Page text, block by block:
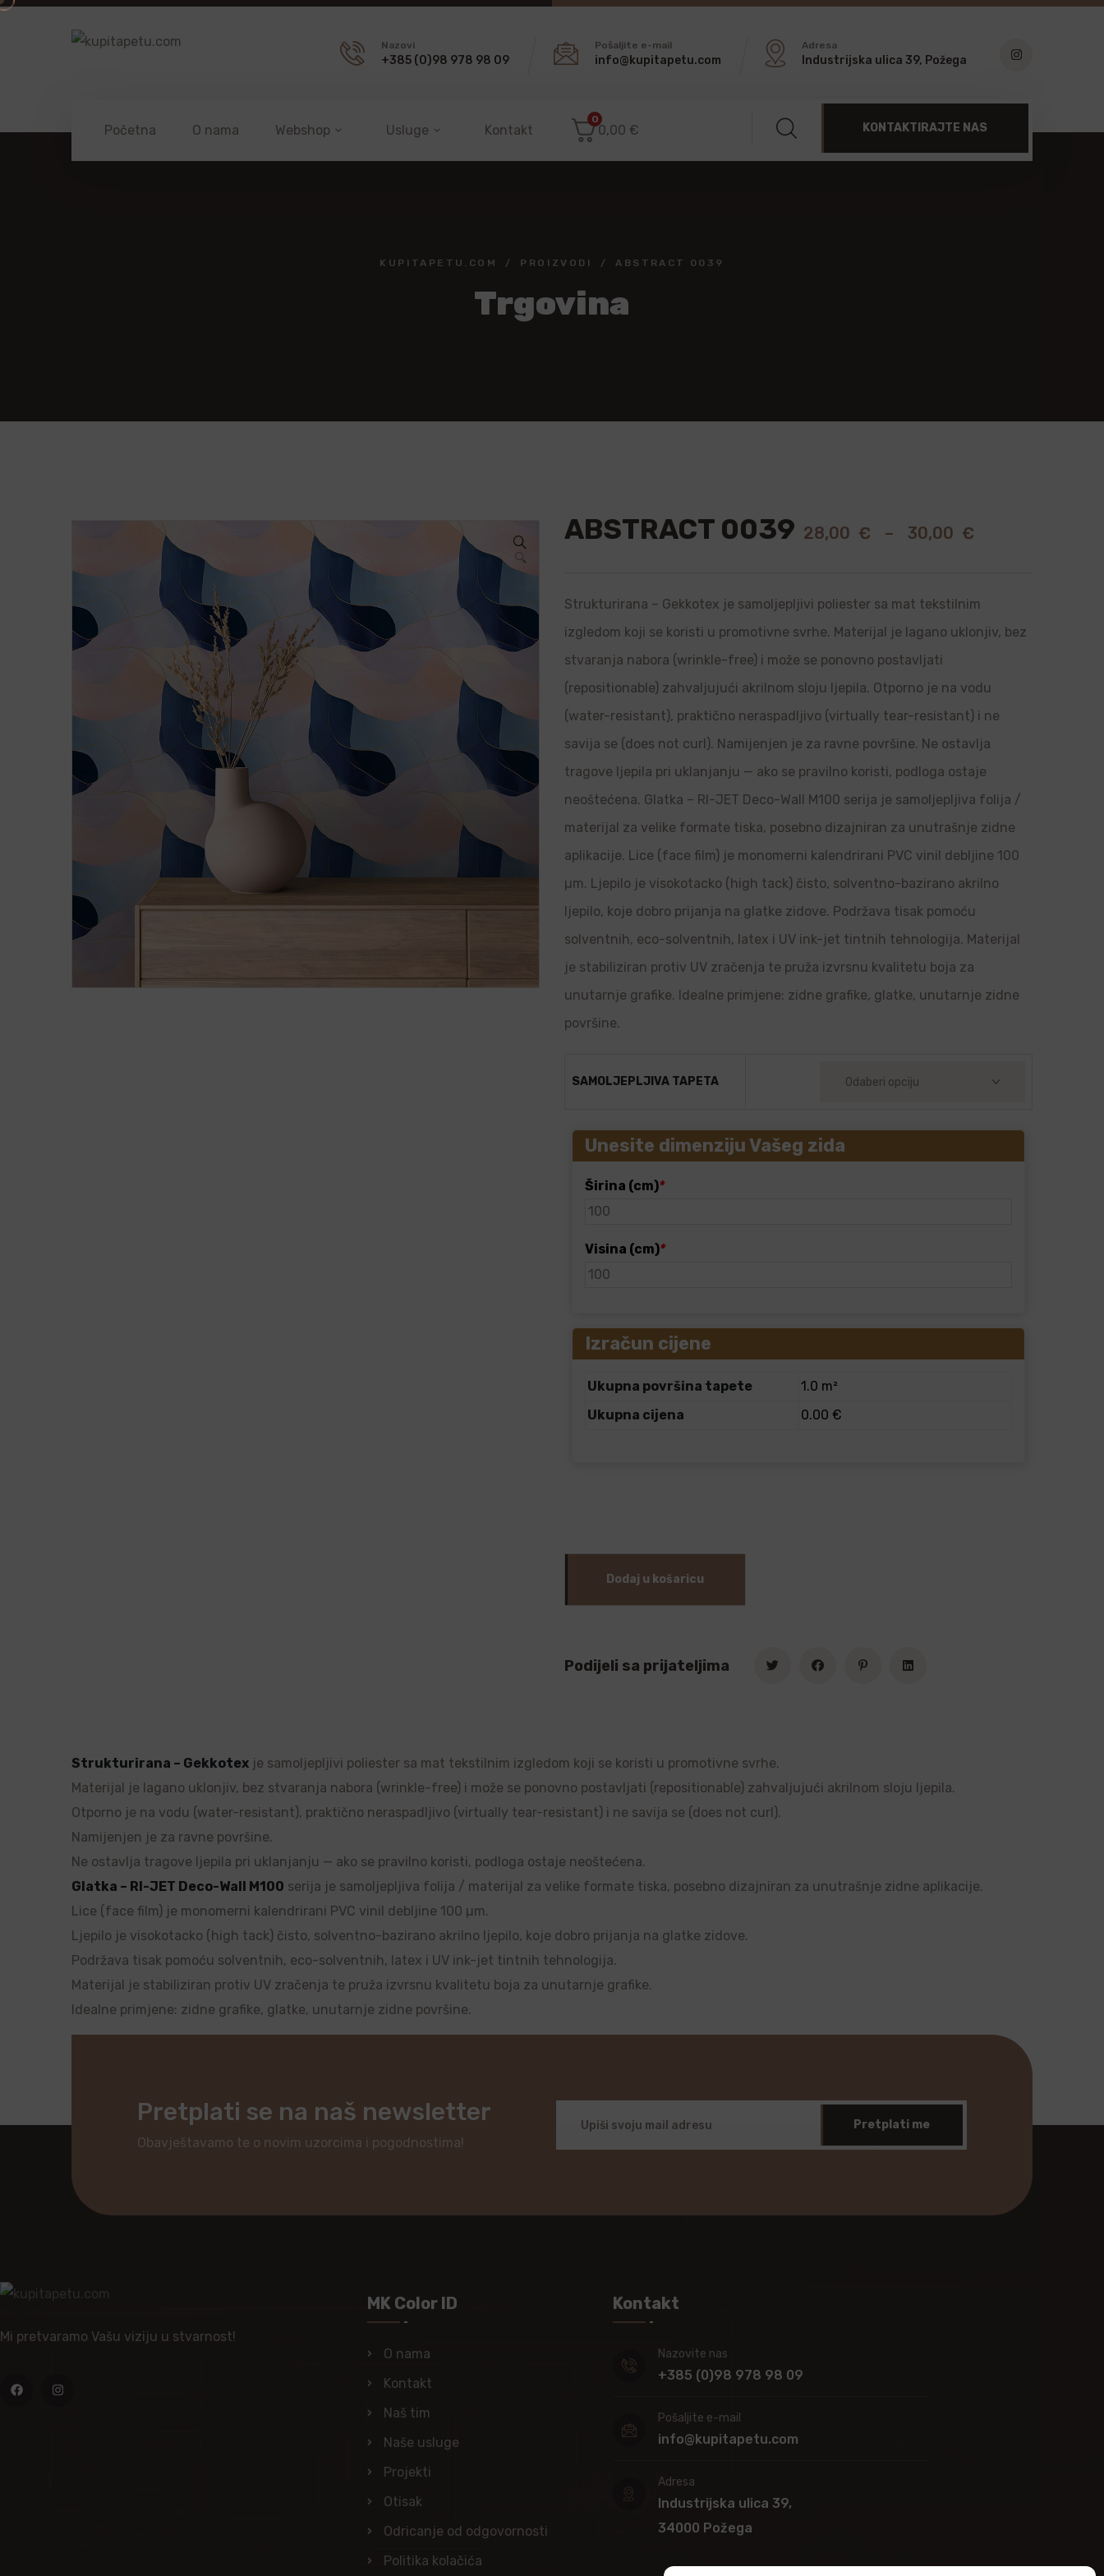
Nazovi
+385 (0)98 978 98 09
Pošaljite e-mail
info@kupitapetu.com
Adresa
Industrijska ulica 39, Požega
Početna O nama Webshop Usluge Kontakt
0
0,00 € KONTAKTIRAJTE NAS
KUPITAPETU.COM PROIZVODI ABSTRACT 0039
Trgovina
🔍
ABSTRACT 0039 28,00 € – 30,00 €
Strukturirana – Gekkotex je samoljepljivi poliester sa mat tekstilnim
izgledom koji se koristi u promotivne svrhe. Materijal je lagano uklonjiv, bez
stvaranja nabora (wrinkle-free) i može se ponovno postavljati
(repositionable) zahvaljujući akrilnom sloju ljepila. Otporno je na vodu
(water-resistant), praktično neraspadljivo (virtually tear-resistant) i ne
savija se (does not curl). Namijenjen je za ravne površine. Ne ostavlja
tragove ljepila pri uklanjanju — ako se pravilno koristi, podloga ostaje
neoštećena. Glatka – RI-JET Deco-Wall M100 serija je samoljepljiva folija /
materijal za velike formate tiska, posebno dizajniran za unutrašnje zidne
aplikacije. Lice (face film) je monomerni kalendrirani PVC vinil debljine 100
µm. Ljepilo je visokotacko (high tack) čisto, solventno-bazirano akrilno
ljepilo, koje dobro prijanja na glatke zidove. Podržava tisak pomoću
solventnih, eco-solventnih, latex i UV ink-jet tintnih tehnologija. Materijal
je stabiliziran protiv UV zračenja te pruža izvrsnu kvalitetu boja za
unutarnje grafike. Idealne primjene: zidne grafike, glatke, unutarnje zidne
površine.
SAMOLJEPLJIVA TAPETA
Unesite dimenziju Vašeg zida
Širina (cm)*
Visina (cm)*
Izračun cijene
Ukupna površina tapete
1.0 m²
Ukupna cijena
0.00 €
Dodaj u košaricu
Podijeli sa prijateljima
Strukturirana – Gekkotex je samoljepljivi poliester sa mat tekstilnim izgledom koji se koristi u promotivne svrhe.
Materijal je lagano uklonjiv, bez stvaranja nabora (wrinkle-free) i može se ponovno postavljati (repositionable) zahvaljujući akrilnom sloju ljepila.
Otporno je na vodu (water-resistant), praktično neraspadljivo (virtually tear-resistant) i ne savija se (does not curl).
Namijenjen je za ravne površine.
Ne ostavlja tragove ljepila pri uklanjanju — ako se pravilno koristi, podloga ostaje neoštećena.
Glatka – RI-JET Deco-Wall M100 serija je samoljepljiva folija / materijal za velike formate tiska, posebno dizajniran za unutrašnje zidne aplikacije.
Lice (face film) je monomerni kalendrirani PVC vinil debljine 100 µm.
Ljepilo je visokotacko (high tack) čisto, solventno-bazirano akrilno ljepilo, koje dobro prijanja na glatke zidove.
Podržava tisak pomoću solventnih, eco-solventnih, latex i UV ink-jet tintnih tehnologija.
Materijal je stabiliziran protiv UV zračenja te pruža izvrsnu kvalitetu boja za unutarnje grafike.
Idealne primjene: zidne grafike, glatke, unutarnje zidne površine.
Pretplati se na naš newsletter
Obavještavamo te o novim uzorcima i pogodnostima!
Pretplati me
Mi pretvaramo Vašu viziju u stvarnost!
MK Color ID
O nama
Kontakt
Naš tim
Naše usluge
Projekti
Otisak
Odricanje od odgovornosti
Politika kolačića
Kontakt
Nazovite nas
+385 (0)98 978 98 09
Pošaljite e-mail
info@kupitapetu.com
Adresa
Industrijska ulica 39,
34000 Požega